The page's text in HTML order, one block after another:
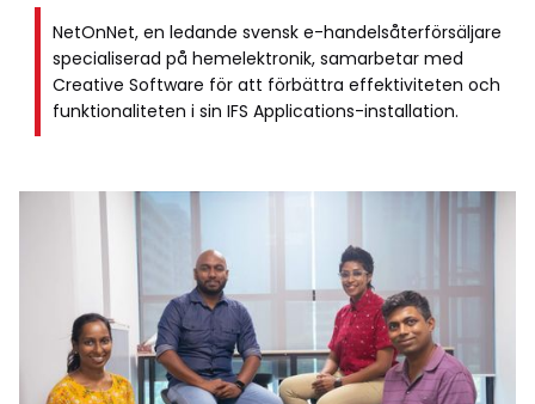
NetOnNet, en ledande svensk e-handelsåterförsäljare
specialiserad på hemelektronik, samarbetar med
Creative Software för att förbättra effektiviteten och
funktionaliteten i sin IFS Applications-installation.